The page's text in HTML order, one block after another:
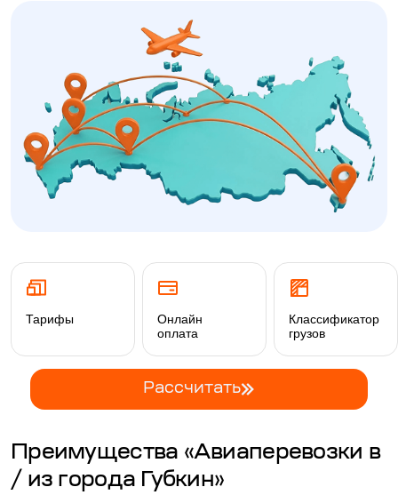
Тарифы
Онлайн
оплата
Классификатор
грузов
Рассчитать
Преимущества «Авиаперевозки в
/ из города Губкин»